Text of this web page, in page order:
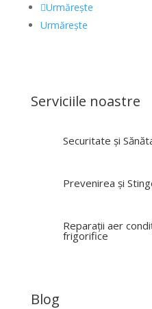
Urmărește
Urmărește
Serviciile noastre
Securitate și
Prevenirea și
Reparații aer
frigorifice
Blog